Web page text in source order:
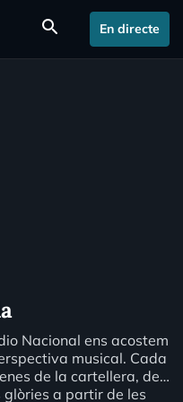
search En directe
Nacional ens acostem
musical. Cada
de la cartellera, de
glòries a partir de les